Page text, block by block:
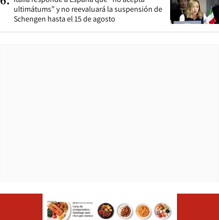
ultimátums” y no reevaluará la suspensión de
Schengen hasta el 15 de agosto